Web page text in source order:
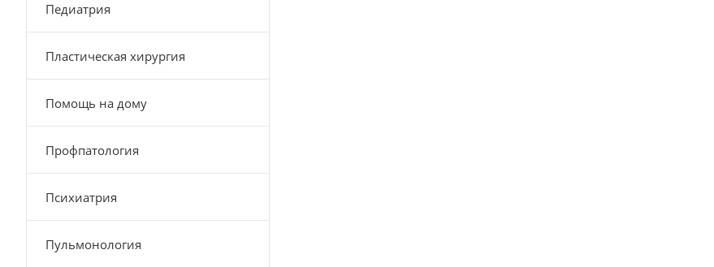
Педиатрия
Пластическая хирургия
Помощь на дому
Профпатология
Психиатрия
Пульмонология